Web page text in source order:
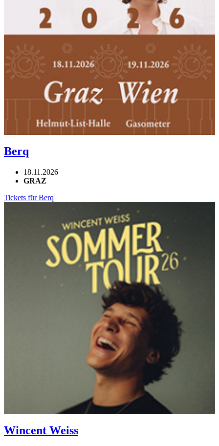
Berq
18.11.2026
GRAZ
Tickets für Berq
Wincent Weiss